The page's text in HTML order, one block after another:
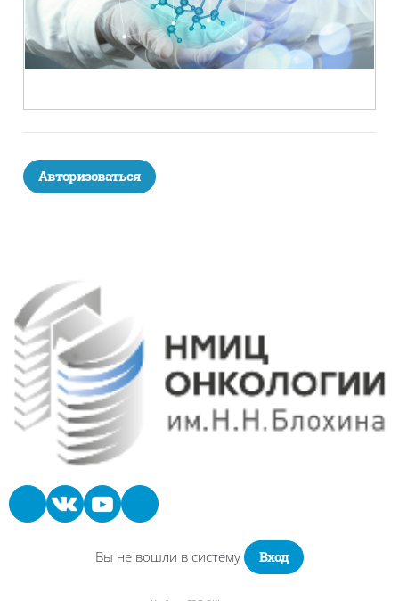
Авторизоваться
Вы не вошли в систему Вход